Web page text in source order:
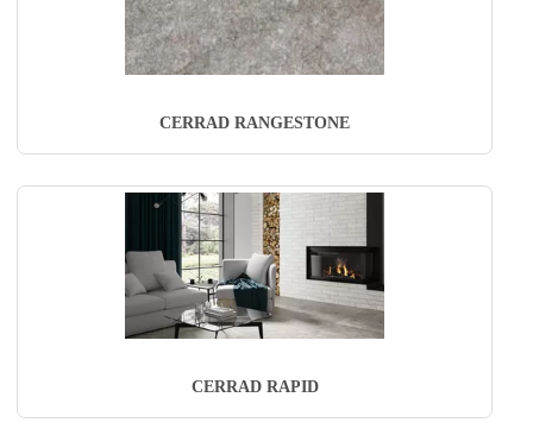
CERRAD RANGESTONE
CERRAD RAPID